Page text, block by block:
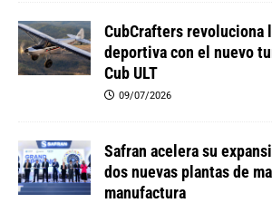
CubCrafters revoluciona
deportiva con el nuevo
Cub ULT
09/07/2026
Safran acelera su
dos nuevas plantas de
manufactura